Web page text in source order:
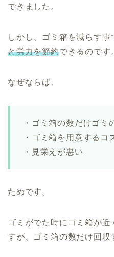
できました。
しかし、ゴミ箱を減らす事
と労力を節約できるのです
なぜならば、
・ゴミ箱の数だけゴミ
・ゴミ箱を用意するコ
・見栄えが悪い
ためです。
ゴミがでた時にゴミ箱が
すが、ゴミ箱の数だけ回収